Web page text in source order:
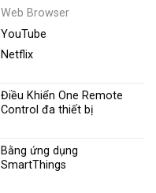
Web Browser
YouTube
Netflix
Điều Khiển One Remote
Control đa thiết bị
Bằng ứng dụng
SmartThings